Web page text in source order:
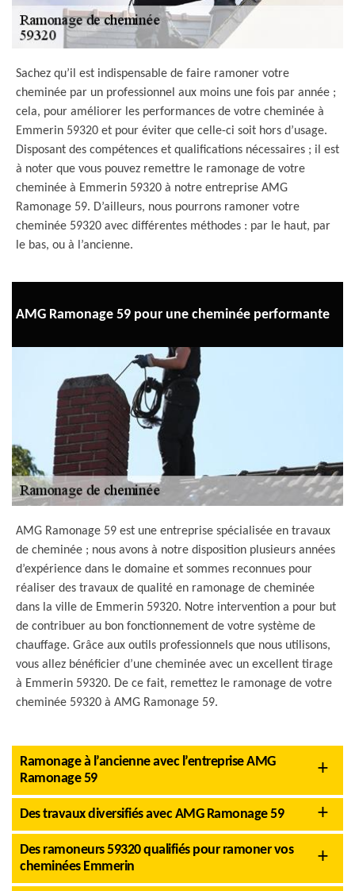
Sachez qu’il est indispensable de faire ramoner votre
cheminée par un professionnel aux moins une fois par année ;
cela, pour améliorer les performances de votre cheminée à
Emmerin 59320 et pour éviter que celle-ci soit hors d’usage.
Disposant des compétences et qualifications nécessaires ; il est
à noter que vous pouvez remettre le ramonage de votre
cheminée à Emmerin 59320 à notre entreprise AMG
Ramonage 59. D’ailleurs, nous pourrons ramoner votre
cheminée 59320 avec différentes méthodes : par le haut, par
le bas, ou à l’ancienne.
AMG Ramonage 59 pour une cheminée performante
AMG Ramonage 59 est une entreprise spécialisée en travaux
de cheminée ; nous avons à notre disposition plusieurs années
d’expérience dans le domaine et sommes reconnues pour
réaliser des travaux de qualité en ramonage de cheminée
dans la ville de Emmerin 59320. Notre intervention a pour but
de contribuer au bon fonctionnement de votre système de
chauffage. Grâce aux outils professionnels que nous utilisons,
vous allez bénéficier d’une cheminée avec un excellent tirage
à Emmerin 59320. De ce fait, remettez le ramonage de votre
cheminée 59320 à AMG Ramonage 59.
Ramonage à l’ancienne avec l’entreprise AMG
Ramonage 59
Des travaux diversifiés avec AMG Ramonage 59
Des ramoneurs 59320 qualifiés pour ramoner vos
cheminées Emmerin